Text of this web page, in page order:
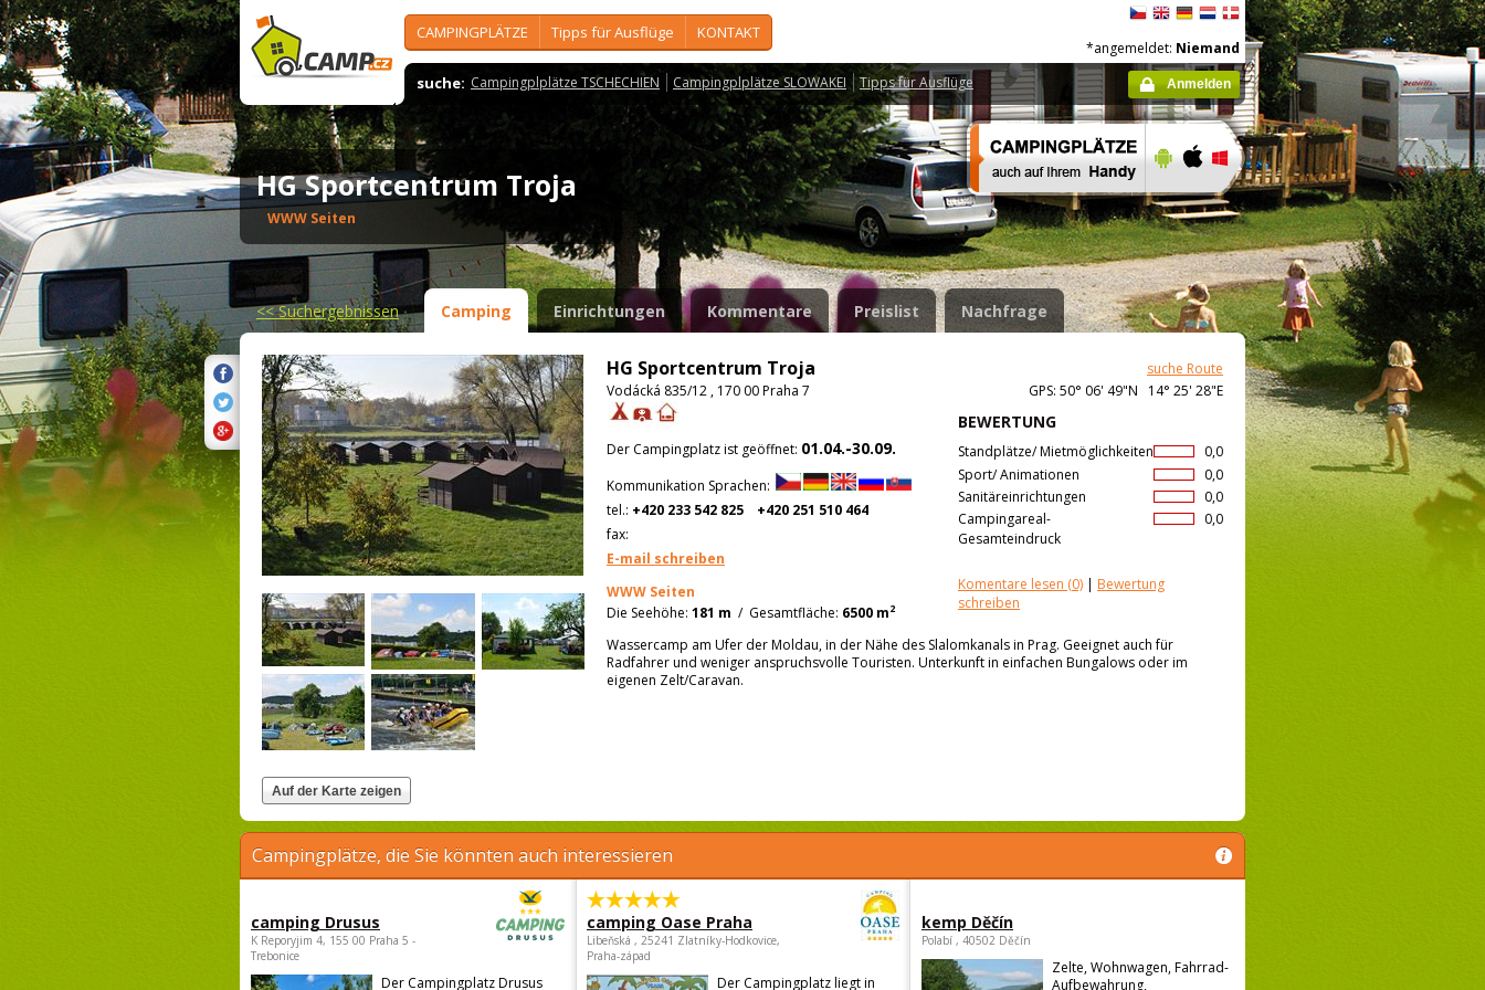
CAMPINGPLÄTZE Tipps für Ausflüge KONTAKT
suche: Campingplplätze TSCHECHIEN Campingplplätze SLOWAKEI Tipps für Ausflüge
*angemeldet: Niemand
Anmelden
HG Sportcentrum Troja
WWW Seiten
<<Suchergebnissen Camping Einrichtungen Kommentare Preislist Nachfrage
HG Sportcentrum Troja
suche Route
Vodácká 835/12 , 170 00 Praha 7
GPS: 50° 06' 49"N 14° 25' 28"E
BEWERTUNG
0,0
Standplätze/ Mietmöglichkeiten
0,0
Sport/ Animationen
0,0
Sanitäreinrichtungen
0,0
Campingareal-
Gesamteindruck
Komentare lesen (0) | Bewertung
schreiben
Der Campingplatz ist geöffnet: 01.04.-30.09.
Kommunikation Sprachen:
tel.: +420 233 542 825
+420 251 510 464
fax:
E-mail schreiben
WWW Seiten
Die Seehöhe: 181 m / Gesamtfläche: 6500 m2
Wassercamp am Ufer der Moldau, in der Nähe des Slalomkanals in Prag. Geeignet auch für
Radfahrer und weniger anspruchsvolle Touristen. Unterkunft in einfachen Bungalows oder im
eigenen Zelt/Caravan.
Campingplätze, die Sie könnten auch interessieren
camping Drusus
K Reporyjim 4, 155 00 Praha 5 -
Trebonice
Der Campingplatz Drusus
camping Oase Praha
Libeňská , 25241 Zlatníky-Hodkovice,
Praha-západ
Der Campingplatz liegt in
kemp Děčín
Polabí , 40502 Děčín
Zelte, Wohnwagen, Fahrrad-
Aufbewahrung,